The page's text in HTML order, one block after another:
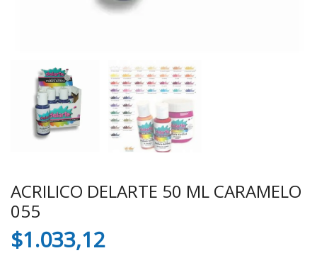
ACRILICO DELARTE 50 ML CARAMELO
055
$1.033,12